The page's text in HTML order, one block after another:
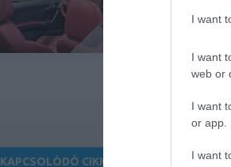
I want
I want
web or
I want
or app.
I want
KAPCSOLÓDÓ CIKKEK